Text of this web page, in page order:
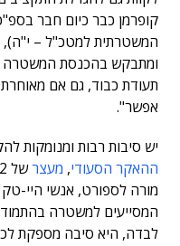
קופרמן כבר כיום חבר
המשטרתית למטכ"ל – י"ה),
תעודת כבוד, גם אם
אפשר".
יש סיבות רבות
ההאקר הסעודי, מעצר
מורה לספורט, אנשי היי-
המסייעים למשטרה
לבדה, היא סיבה מספקת